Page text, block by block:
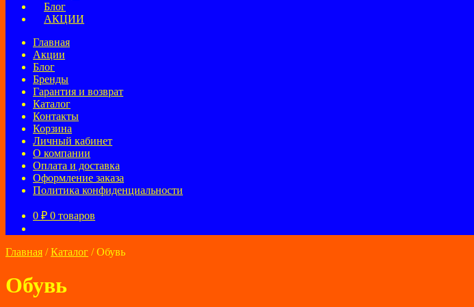
Блог
АКЦИИ
Главная
Акции
Блог
Бренды
Гарантия и возврат
Каталог
Контакты
Корзина
Личный кабинет
О компании
Оплата и доставка
Оформление заказа
Политика конфиденциальности
0 ₽ 0 товаров
Главная /Каталог /Обувь
Обувь